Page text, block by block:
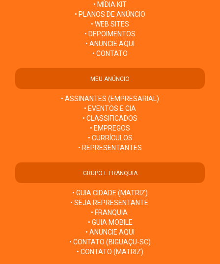
• MÍDIA KIT
• PLANOS DE ANÚNCIO
• WEB SITES
• DEPOIMENTOS
• ANUNCIE AQUI
• CONTATO
MEU ANÚNCIO
• ASSINANTES (EMPRESARIAL)
• EVENTOS E CIA
• CLASSIFICADOS
• EMPREGOS
• CURRÍCULOS
• REPRESENTANTES
GRUPO E FRANQUIA
• GUIA CIDADE (MATRIZ)
• SEJA REPRESENTANTE
• FRANQUIA
• GUIA MOBILE
• ANUNCIE AQUI
• CONTATO (BIGUAÇU-SC)
• CONTATO (MATRIZ)